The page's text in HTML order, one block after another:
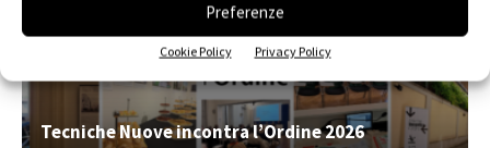
Preferenze
Cookie Policy Privacy Policy
Tecniche Nuove incontra l’Ordine 2026